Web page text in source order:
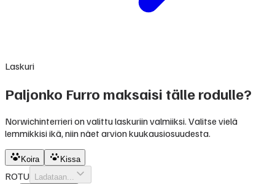
Laskuri
Paljonko Furro maksaisi tälle rodulle?
Norwichinterrieri on valittu laskuriin valmiiksi. Valitse vielä
lemmikkisi ikä, niin näet arvion kuukausiosuudesta.
Koira Kissa
ROTU Ladataan...